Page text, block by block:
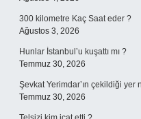
300 kilometre Kaç Saat eder ?
Ağustos 3, 2026
Hunlar İstanbul’u kuşattı mı ?
Temmuz 30, 2026
Şevkat Yerimdar’ın çekildiği yer
Temmuz 30, 2026